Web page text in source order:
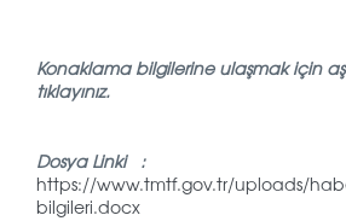
Konaklama bilgilerine ulaşmak için
tıklayınız.
Dosya Linki :
https://www.tmtf.gov.tr/uploads/
bilgileri.docx